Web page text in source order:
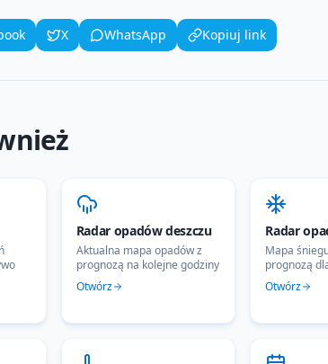
X WhatsApp Kopiuj link
Radar opadów deszczu
Aktualna mapa opadów z
prognozą na kolejne godziny
Otwórz
Radar
Mapa
prognozą
Otwórz